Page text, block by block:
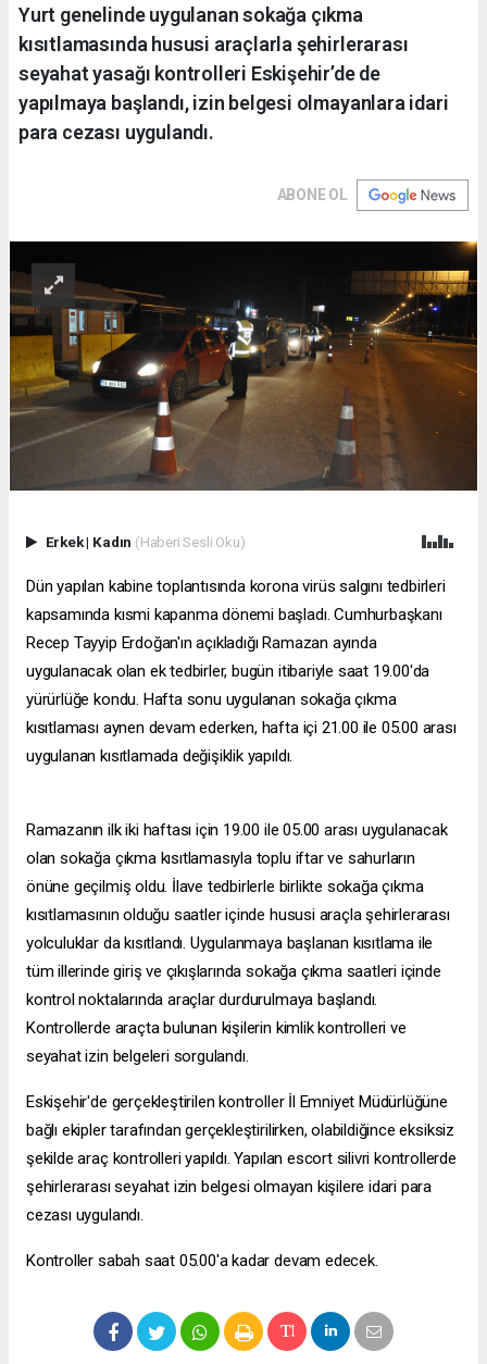
Yurt genelinde uygulanan sokağa çıkma
kısıtlamasında hususi araçlarla şehirlerarası
seyahat yasağı kontrolleri Eskişehir’de de
yapılmaya başlandı, izin belgesi olmayanlara idari
para cezası uygulandı.
ABONE OL
Erkek| Kadın (Haberi Sesli Oku)
Dün yapılan kabine toplantısında korona virüs salgını tedbirleri
kapsamında kısmi kapanma dönemi başladı. Cumhurbaşkanı
Recep Tayyip Erdoğan'ın açıkladığı Ramazan ayında
uygulanacak olan ek tedbirler, bugün itibariyle saat 19.00'da
yürürlüğe kondu. Hafta sonu uygulanan sokağa çıkma
kısıtlaması aynen devam ederken, hafta içi 21.00 ile 05.00 arası
uygulanan kısıtlamada değişiklik yapıldı.
Ramazanın ilk iki haftası için 19.00 ile 05.00 arası uygulanacak
olan sokağa çıkma kısıtlamasıyla toplu iftar ve sahurların
önüne geçilmiş oldu. İlave tedbirlerle birlikte sokağa çıkma
kısıtlamasının olduğu saatler içinde hususi araçla şehirlerarası
yolculuklar da kısıtlandı. Uygulanmaya başlanan kısıtlama ile
tüm illerinde giriş ve çıkışlarında sokağa çıkma saatleri içinde
kontrol noktalarında araçlar durdurulmaya başlandı.
Kontrollerde araçta bulunan kişilerin kimlik kontrolleri ve
seyahat izin belgeleri sorgulandı.
Eskişehir'de gerçekleştirilen kontroller İl Emniyet Müdürlüğüne
bağlı ekipler tarafından gerçekleştirilirken, olabildiğince eksiksiz
şekilde araç kontrolleri yapıldı. Yapılan escort silivri kontrollerde
şehirlerarası seyahat izin belgesi olmayan kişilere idari para
cezası uygulandı.
Kontroller sabah saat 05.00'a kadar devam edecek.